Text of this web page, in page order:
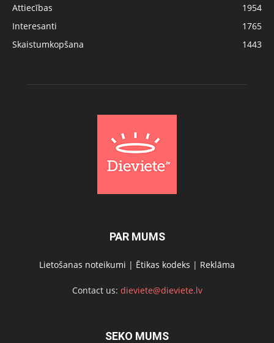
Attiecības
1954
Interesanti
1765
Skaistumkopšana
1443
PAR MUMS
Lietošanas noteikumi | Ētikas kodeks | Reklāma
Contact us: dieviete@dieviete.lv
SEKO MUMS